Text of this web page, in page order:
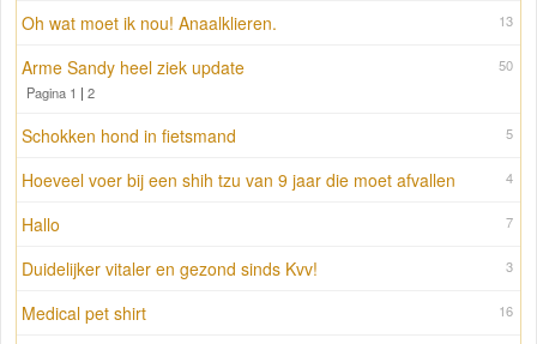
13
Oh wat moet ik nou! Anaalklieren.
50
Arme Sandy heel ziek update
Pagina 1 | 2
5
Schokken hond in fietsmand
4
Hoeveel voer bij een shih tzu van 9 jaar die moet afvallen
7
Hallo
3
Duidelijker vitaler en gezond sinds Kvv!
16
Medical pet shirt